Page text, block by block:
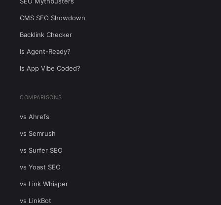
CMS SEO Showdown
Backlink Checker
Is Agent-Ready?
Is App Vibe Coded?
COMPARISONS
vs Ahrefs
vs Semrush
vs Surfer SEO
vs Yoast SEO
vs Link Whisper
vs LinkBot